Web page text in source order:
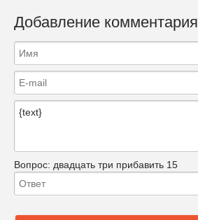
Добавление комментария
Вопрос: двадцать три прибавить 15